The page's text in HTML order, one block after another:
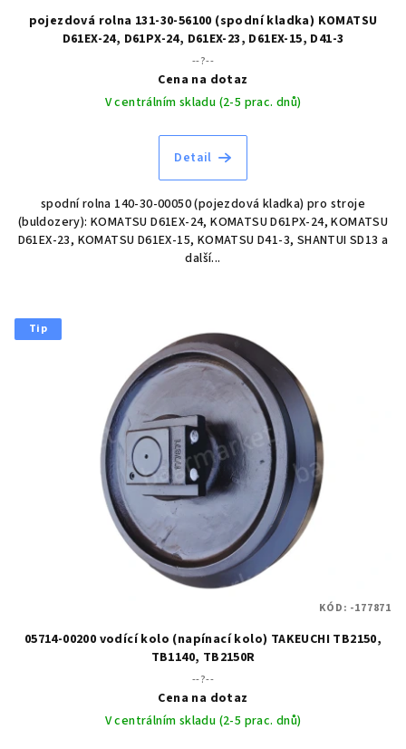
pojezdová rolna 131-30-56100 (spodní kladka) KOMATSU
D61EX-24, D61PX-24, D61EX-23, D61EX-15, D41-3
--?--
Cena na dotaz
V centrálním skladu (2-5 prac. dnů)
Detail
spodní rolna 140-30-00050 (pojezdová kladka) pro stroje
(buldozery): KOMATSU D61EX-24, KOMATSU D61PX-24, KOMATSU
D61EX-23, KOMATSU D61EX-15, KOMATSU D41-3, SHANTUI SD13 a
další...
Tip
05714-00200 vodící kolo (napínací kolo) TAKEUCHI TB2150,
TB1140, TB2150R
--?--
Cena na dotaz
V centrálním skladu (2-5 prac. dnů)
KÓD: -177871